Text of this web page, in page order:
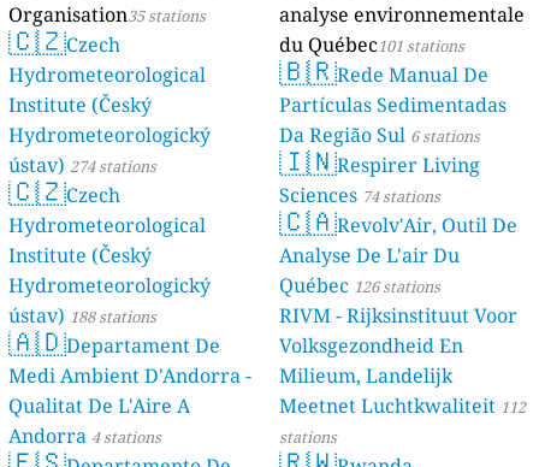
Organisation35 stations
🇨🇿Czech
Hydrometeorological
Institute (Český
Hydrometeorologický
ústav) 274 stations
🇨🇿Czech
Hydrometeorological
Institute (Český
Hydrometeorologický
ústav) 188 stations
🇦🇩Departament De
Medi Ambient D'Andorra -
Qualitat De L'Aire A
Andorra 4 stations
analyse environnementale
du Québec101 stations
🇧🇷Rede Manual De
Partículas Sedimentadas
Da Região Sul 6 stations
🇮🇳Respirer Living
Sciences 74 stations
🇨🇦Revolv'Air, Outil De
Analyse De L'air Du
Québec 126 stations
RIVM - Rijksinstituut Voor
Volksgezondheid En
Milieum, Landelijk
Meetnet Luchtkwaliteit 112
stations